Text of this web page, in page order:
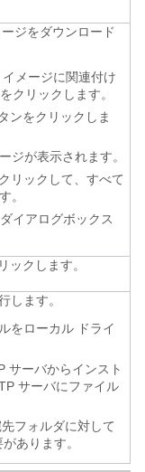
ジをダウンロード
メージに関連付け
クリックします。
ンをクリックしま
ジが表示されます。
リックして、すべて
。
ダイアログボックス
ックします。
します。
をローカル ドライ
サーバからインスト
サーバにファイル
フォルダに対して
あります。